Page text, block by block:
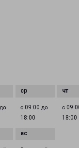
с 09:00 до
18:00
с
18:00